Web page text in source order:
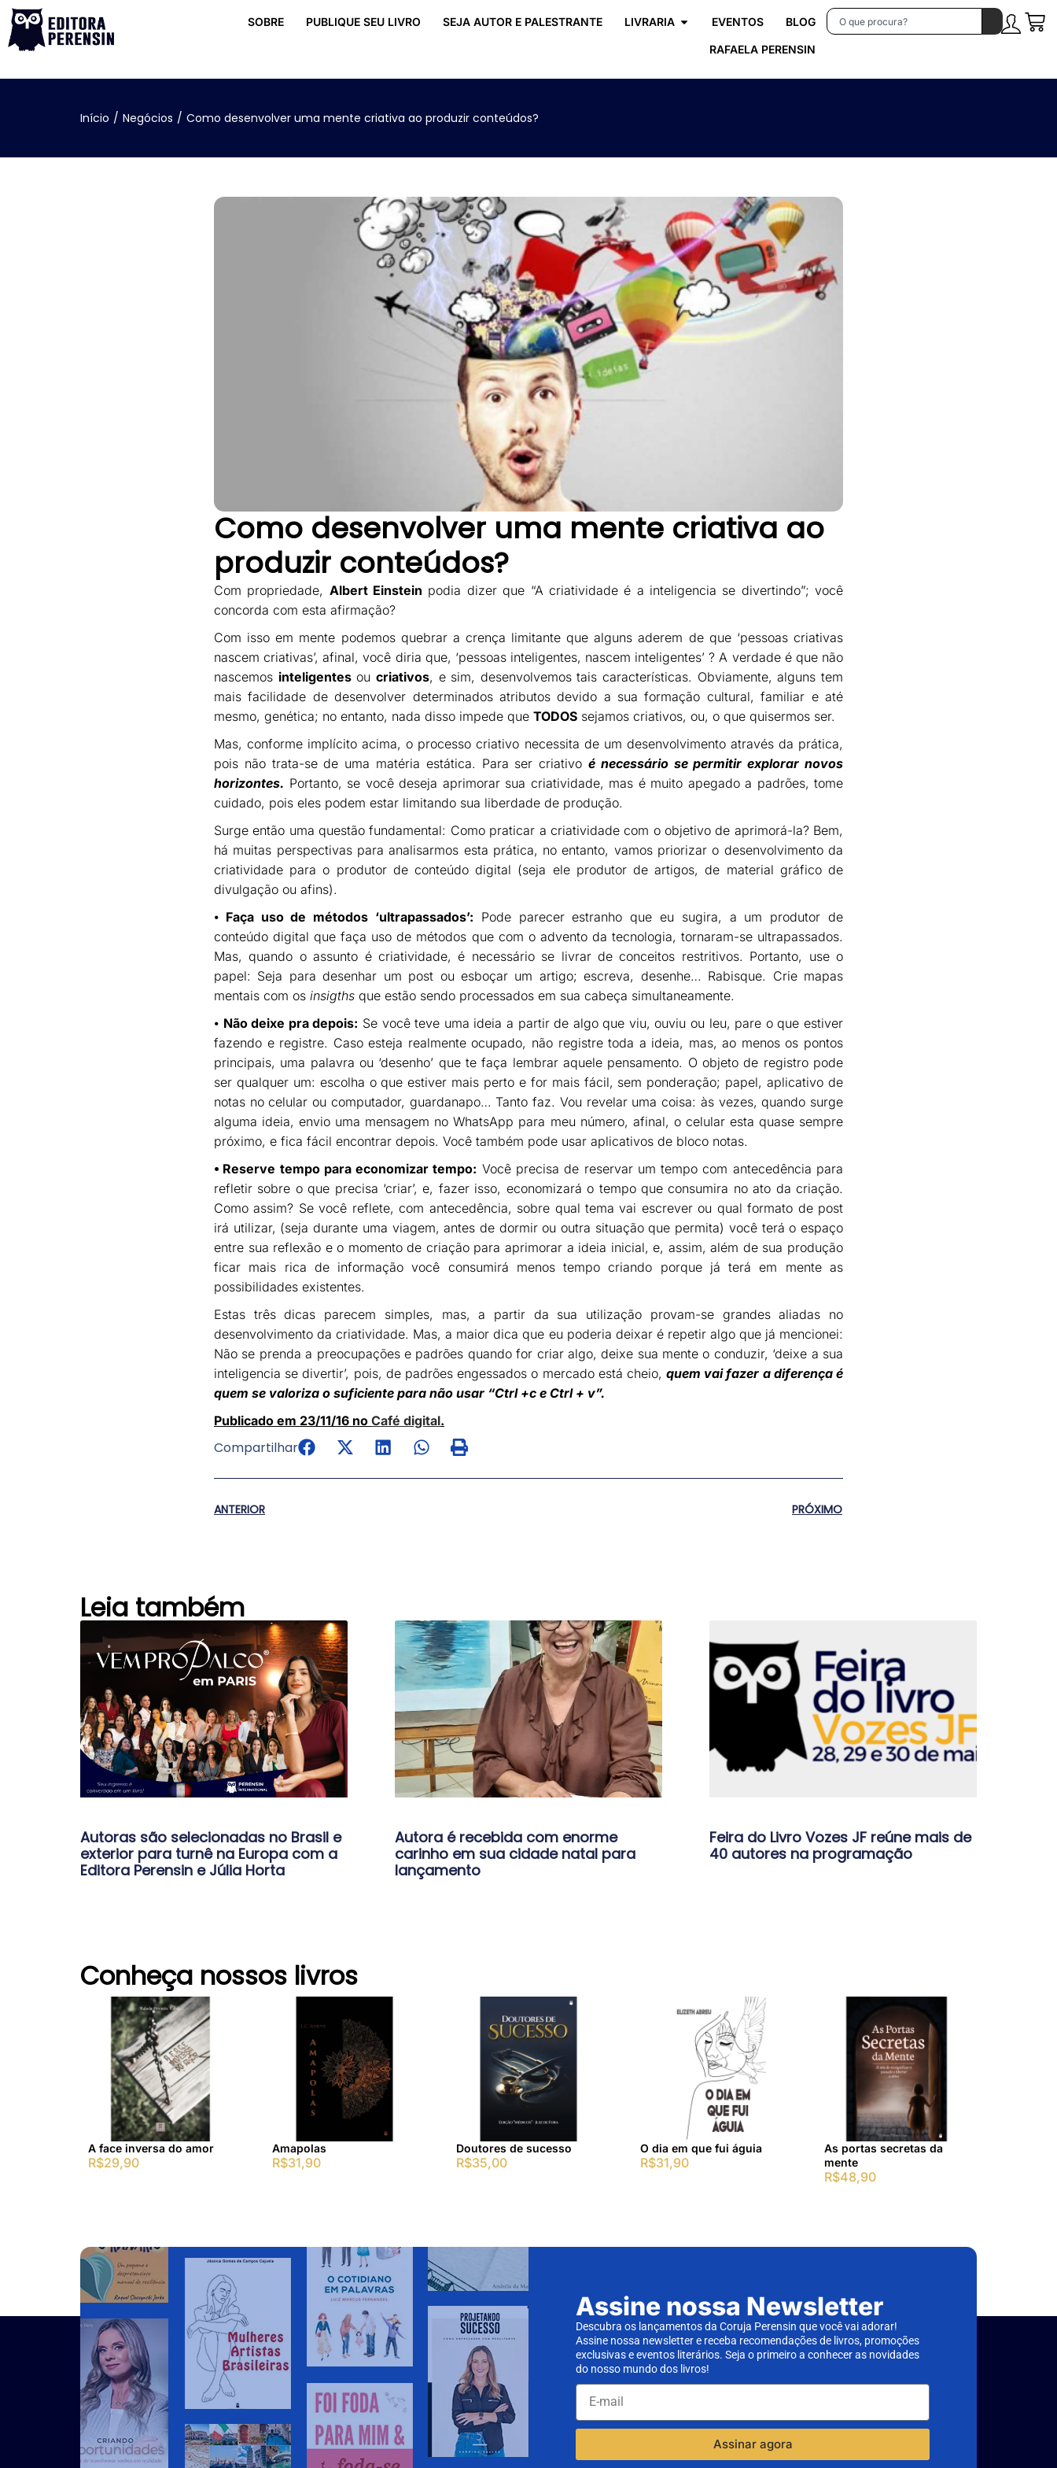
SOBRE PUBLIQUE SEU LIVRO SEJA AUTOR E PALESTRANTE LIVRARIA EVENTOS BLOG
RAFAELA PERENSIN
Início / Negócios / Como desenvolver uma mente criativa ao produzir conteúdos?
Como desenvolver uma mente criativa ao
produzir conteúdos?
Com propriedade, Albert Einstein podia dizer que “A criatividade é a inteligencia se divertindo”; você
concorda com esta afirmação?
Com isso em mente podemos quebrar a crença limitante que alguns aderem de que ‘pessoas criativas
nascem criativas’, afinal, você diria que, ‘pessoas inteligentes, nascem inteligentes’ ? A verdade é que não
nascemos inteligentesou criativos, e sim, desenvolvemos tais características. Obviamente, alguns tem
mais facilidade de desenvolver determinados atributos devido a sua formação cultural, familiar e até
mesmo, genética; no entanto, nada disso impede que TODOS sejamos criativos, ou, o que quisermos ser.
Mas, conforme implícito acima, o processo criativo necessita de um desenvolvimento através da prática,
pois não trata-se de uma matéria estática. Para ser criativo é necessário se permitir explorar novos
horizontes. Portanto, se você deseja aprimorar sua criatividade, mas é muito apegado a padrões, tome
cuidado, pois eles podem estar limitando sua liberdade de produção.
Surge então uma questão fundamental: Como praticar a criatividade com o objetivo de aprimorá-la? Bem,
há muitas perspectivas para analisarmos esta prática, no entanto, vamos priorizar o desenvolvimento da
criatividade para o produtor de conteúdo digital (seja ele produtor de artigos, de material gráfico de
divulgação ou afins).
⦁ Faça uso de métodos ‘ultrapassados’: Pode parecer estranho que eu sugira, a um produtor de
conteúdo digital que faça uso de métodos que com o advento da tecnologia, tornaram-se ultrapassados.
Mas, quando o assunto é criatividade, é necessário se livrar de conceitos restritivos. Portanto, use o
papel: Seja para desenhar um post ou esboçar um artigo; escreva, desenhe… Rabisque. Crie mapas
mentais com os insigths que estão sendo processados em sua cabeça simultaneamente.
⦁ Não deixe pra depois: Se você teve uma ideia a partir de algo que viu, ouviu ou leu, pare o que estiver
fazendo e registre. Caso esteja realmente ocupado, não registre toda a ideia, mas, ao menos os pontos
principais, uma palavra ou ‘desenho’ que te faça lembrar aquele pensamento. O objeto de registro pode
ser qualquer um: escolha o que estiver mais perto e for mais fácil, sem ponderação; papel, aplicativo de
notas no celular ou computador, guardanapo… Tanto faz. Vou revelar uma coisa: às vezes, quando surge
alguma ideia, envio uma mensagem no WhatsApp para meu número, afinal, o celular esta quase sempre
próximo, e fica fácil encontrar depois. Você também pode usar aplicativos de bloco notas.
⦁ Reserve tempo para economizar tempo: Você precisa de reservar um tempo com antecedência para
refletir sobre o que precisa ‘criar’, e, fazer isso, economizará o tempo que consumira no ato da criação.
Como assim? Se você reflete, com antecedência, sobre qual tema vai escrever ou qual formato de post
irá utilizar, (seja durante uma viagem, antes de dormir ou outra situação que permita) você terá o espaço
entre sua reflexão e o momento de criação para aprimorar a ideia inicial, e, assim, além de sua produção
ficar mais rica de informação você consumirá menos tempo criando porque já terá em mente as
possibilidades existentes.
Estas três dicas parecem simples, mas, a partir da sua utilização provam-se grandes aliadas no
desenvolvimento da criatividade. Mas, a maior dica que eu poderia deixar é repetir algo que já mencionei:
Não se prenda a preocupações e padrões quando for criar algo, deixe sua mente o conduzir, ‘deixe a sua
inteligencia se divertir’, pois, de padrões engessados o mercado está cheio,quem vai fazer a diferença é
quem se valoriza o suficiente para não usar “Ctrl +c e Ctrl + v”.
Publicado em 23/11/16 no Café digital.
Compartilhar
ANTERIOR PRÓXIMO
Leia também
Autoras são selecionadas no Brasil e
exterior para turnê na Europa com a
Editora Perensin e Júlia Horta
Autora é recebida com enorme
carinho em sua cidade natal para
lançamento
Feira do Livro Vozes JF reúne mais de
40 autores na programação
Conheça nossos livros
A face inversa do amor
R$29,90
Amapolas
R$31,90
Doutores de sucesso
R$35,00
O dia em que fui águia
R$31,90
As portas secretas da
mente
R$48,90
Assine nossa Newsletter
Descubra os lançamentos da Coruja Perensin que você vai adorar!
Assine nossa newsletter e receba recomendações de livros, promoções
exclusivas e eventos literários. Seja o primeiro a conhecer as novidades
do nosso mundo dos livros!
Assinar agora